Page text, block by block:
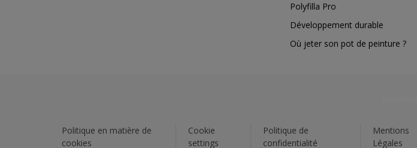
Polyfilla Pro
Développement durable
Où jeter son pot de peinture ?
Politique en matière de
cookies
Cookie
settings
Politique de
confidentialité
Mentions
Légales